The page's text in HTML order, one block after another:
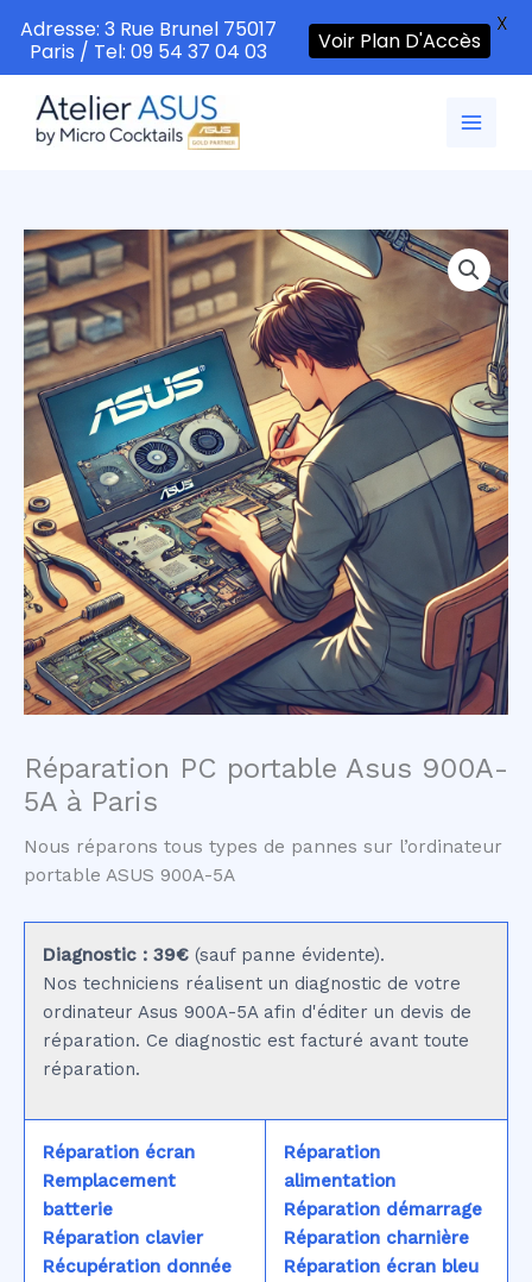
contenu
Réparation PC portable Asus 900A-
5A à Paris
Nous réparons tous types de pannes sur l’ordinateur
portable ASUS 900A-5A
Diagnostic : 39€ (sauf panne évidente).
Nos techniciens réalisent un diagnostic de votre
ordinateur Asus 900A-5A afin d'éditer un devis de
réparation. Ce diagnostic est facturé avant toute
réparation.
Réparation écran
Remplacement
batterie
Réparation clavier
Récupération donnée
Réparation
alimentation
Réparation démarrage
Réparation charnière
Réparation écran bleu
Adresse: 3 Rue Brunel 75017
Paris / Tel: 09 54 37 04 03
Voir Plan D'Accès
X